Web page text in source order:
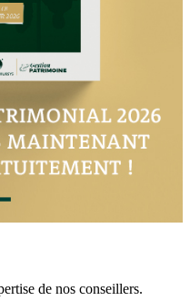
de nos conseillers.